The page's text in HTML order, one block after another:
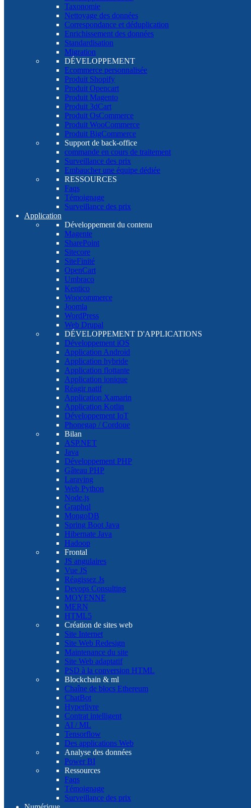
Taxonomie
Nettoyage des données
Correspondance et déduplication
Enrichissement des données
Standardisation
Migration
DÉVELOPPEMENT
Ecommerce personnalisée
Produit Shopify
Produit Opencart
Produit Magento
Produit 3dCart
Produit OsCommerce
Produit WooCommerce
Produit BigCommerce
Support de back-office
commande en cours de traitement
Surveillance des prix
Embaucher une équipe dédiée
RESSOURCES
Faqs
Témoignage
Surveillance des prix
Application
Développement du contenu
Magente
SharePoint
Sitecore
SiteFinité
OpenCart
Umbraco
Kentico
Woocommerce
Joomla
WordPress
Web Drupal
DÉVELOPPEMENT D'APPLICATIONS
Développement iOS
Application Android
Application hybride
Application flottante
Application ionique
Réagir natif
Application Xamarin
Application Kotlin
Développement IoT
Phonegap / Cordoue
Bilan
ASP.NET
Java
Développement PHP
Gâteau PHP
Laraving
Web Python
Node.js
Graphql
MongoDB
Spring Boot Java
Hibernate Java
Hadoop
Frontal
JS angulaires
Vue JS
Réagissez Js
Devops Consulting
MOYENNE
MERN
HTML5
Création de sites web
Site Internet
Site Web Redesign
Maintenance du site
Site Web adaptatif
PSD à la conversion HTML
Blockchain & ml
Chaîne de blocs Ethereum
ChatBot
Hyperlivre
Contrat intelligent
AI / ML
Tensorflow
Des applications Web
Analyse des données
Power BI
Ressources
Faqs
Témoignage
Surveillance des prix